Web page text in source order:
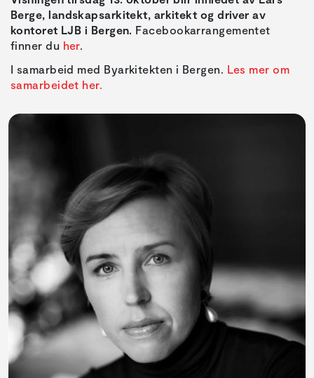
Berge, landskapsarkitekt, arkitekt og driver av
kontoret LJB i Bergen. Facebookarrangementet
finner du her.
I samarbeid med Byarkitekten i Bergen. Les mer om
samarbeidet her.